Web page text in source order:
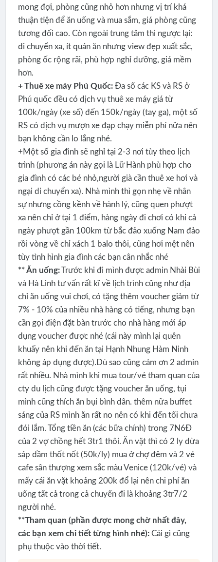
mong đợi, phòng cũng nhỏ hơn nhưng vị trí khá
thuận tiện để ăn uống và mua sắm, giá phòng cũng
tương đối cao. Còn ngoài trung tâm thì ngược lại:
di chuyển xa, ít quán ăn nhưng view đẹp xuất sắc,
phòng ốc rộng rãi, phù hợp nghỉ dưỡng, giá mềm
hơn.
+ Thuê xe máy Phú Quốc:Đa số các KS và RS ở
Phú quốc đều có dịch vụ thuê xe máy giá từ
100k/ngày (xe số) đến 150k/ngày (tay ga), một số
RS có dịch vụ mượn xe đạp chạy miễn phí nữa nên
bạn không cần lo lắng nhé.
+Một số gia đình sẽ nghỉ tại 2-3 nơi tùy theo lịch
trình (phương án này gọi là Lữ Hành phù hợp cho
gia đình có các bé nhỏ,người già cần thuê xe hơi và
ngại di chuyển xa). Nhà mình thì gọn nhẹ về nhân
sự nhưng cồng kềnh về hành lý, cũng quen phượt
xa nên chỉ ở tại 1 điểm, hàng ngày đi chơi có khi cả
ngày phượt gần 100km từ bắc đảo xuống Nam đảo
rồi vòng về chỉ xách 1 balo thôi, cũng hơi mệt nên
tùy tình hình gia đình các bạn cân nhắc nhé
** Ăn uống:Trước khi đi mình được admin Nhài Bùi
và Hà Linh tư vấn rất kĩ về lịch trình cũng như địa
chỉ ăn uống vui chơi, có tặng thêm voucher giảm từ
7% - 10% của nhiều nhà hàng có tiếng, nhưng bạn
cần gọi điện đặt bàn trước cho nhà hàng mới áp
dụng voucher được nhé (cái này mình lại quên
khuấy nên khi đến ăn tại Hạnh Nhung Hàm Ninh
không áp dụng được).Dù sao cũng cảm ơn 2 admin
rất nhiều. Nhà mình khi mua tour/vé tham quan của
cty du lịch cũng được tặng voucher ăn uống, tụi
mình cũng thích ăn bụi bình dân. thêm nữa buffet
sáng của RS mình ăn rất no nên có khi đến tối chưa
đói lắm. Tổng tiền ăn (các bữa chính) trong 7N6Đ
của 2 vợ chồng hết 3tr1 thôi. Ăn vặt thì có 2 ly dừa
sáp dầm thốt nốt (50k/ly) mua ở chợ đêm và 2 vé
cafe sân thượng xem sắc màu Venice (120k/vé) và
mấy cái ăn vặt khoảng 200k đổ lại nên chi phí ăn
uống tất cả trong cả chuyến đi là khoảng 3tr7/2
người nhé.
**Tham quan (phần được mong chờ nhất đây,
các bạn xem chi tiết từng hình nhé):Cái gì cũng
phụ thuộc vào thời tiết.